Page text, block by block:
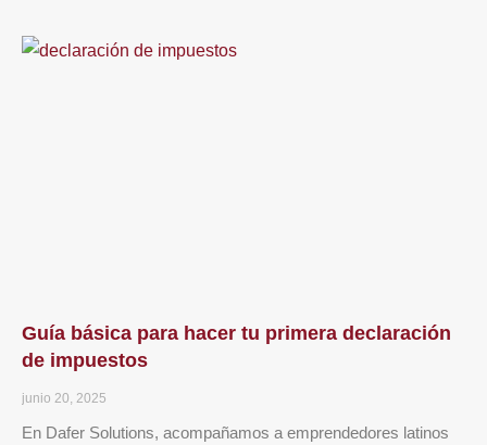
Guía básica para hacer tu primera declaración
de impuestos
junio 20, 2025
En Dafer Solutions, acompañamos a emprendedores latinos